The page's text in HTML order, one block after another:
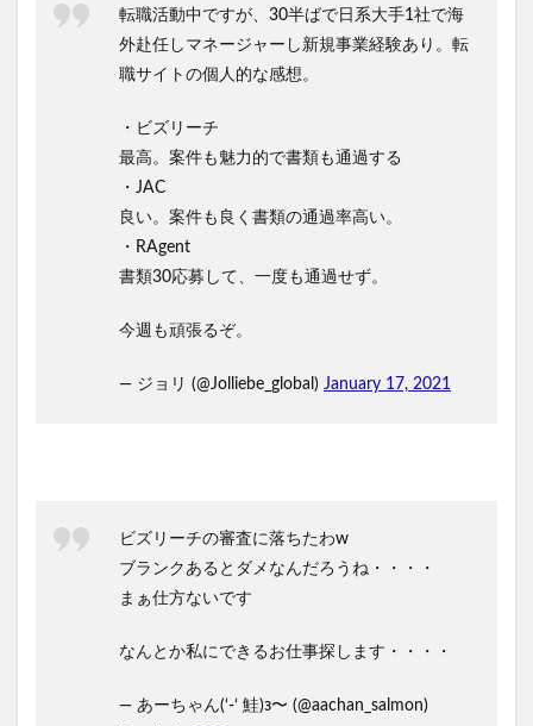
転職活動中ですが、30半ばで日系大手1社で海
外赴任しマネージャーし新規事業経験あり。転
職サイトの個人的な感想。
・ビズリーチ
最高。案件も魅力的で書類も通過する
・JAC
良い。案件も良く書類の通過率高い。
・RAgent
書類30応募して、一度も通過せず。
今週も頑張るぞ。
— ジョリ (@Jolliebe_global) January 17, 2021
ビズリーチの審査に落ちたわw
ブランクあるとダメなんだろうね・・・・
まぁ仕方ないです
なんとか私にできるお仕事探します・・・・
— あーちゃん(‘-‘ 鮭)з〜 (@aachan_salmon)